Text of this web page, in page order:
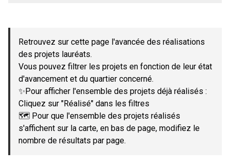
−
Retrouvez sur cette page l'avancée des réalisations
des projets lauréats.
Vous pouvez filtrer les projets en fonction de leur état
d'avancement et du quartier concerné.
✨Pour afficher l'ensemble des projets déjà réalisés :
Cliquez sur "Réalisé" dans les filtres
🗺️ Pour que l'ensemble des projets réalisés
s'affichent sur la carte, en bas de page, modifiez le
nombre de résultats par page.